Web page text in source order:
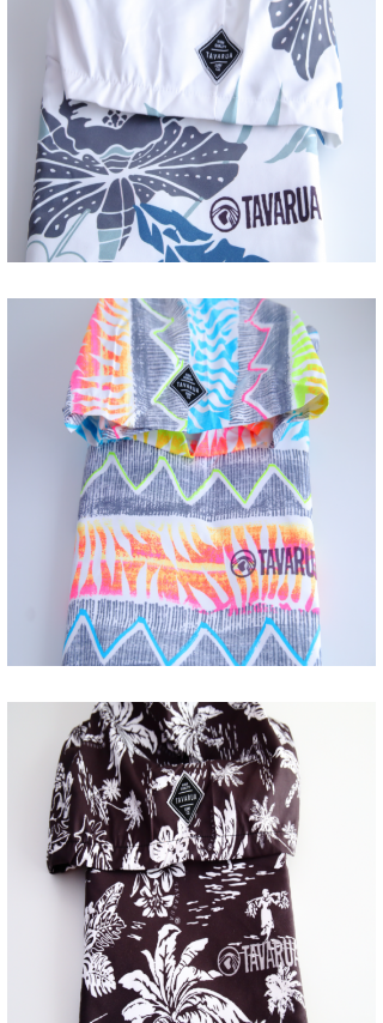
予報士 hiro.
banpaku
Mr.K
chappy
Romisea